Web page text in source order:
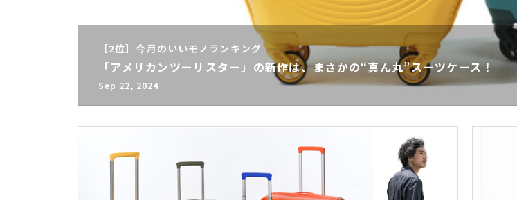
［2位］今月のいいモノランキング
「アメリカンツーリスター」の新作は、まさかの“真ん丸”スーツケース！
Sep 22, 2024